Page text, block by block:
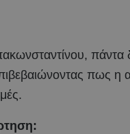
πάντα
πως η